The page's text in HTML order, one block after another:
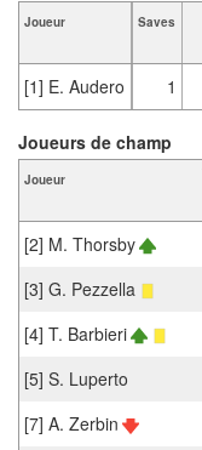
Joueur Saves
[1] E. Audero 1
Joueur
[2] M. Thorsby
[3] G. Pezzella
[4] T. Barbieri
[5] S. Luperto
[7] A. Zerbin
Joueurs de champ